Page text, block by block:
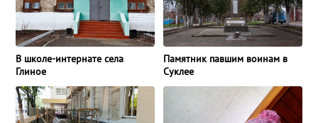
В школе-интернате села
Глиное
Памятник павшим воинам в
Суклее